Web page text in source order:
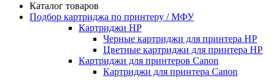
Каталог товаров
Подбор картриджа по принтеру / МФУ
Картриджи HP
Черные картриджи для принтера HP
Цветные картриджи для принтера HP
Картриджи для принтеров Сanon
Картриджи для принтера Сanon